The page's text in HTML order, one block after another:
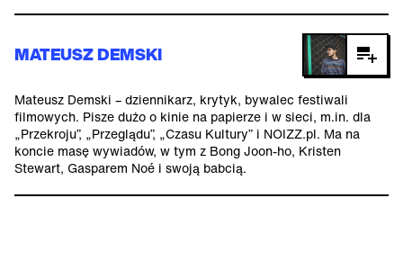
MATEUSZ DEMSKI
Mateusz Demski – dziennikarz, krytyk, bywalec festiwali
filmowych. Pisze dużo o kinie na papierze i w sieci, m.in. dla
„Przekroju”, „Przeglądu”, „Czasu Kultury” i NOIZZ.pl. Ma na
koncie masę wywiadów, w tym z Bong Joon-ho, Kristen
Stewart, Gasparem Noé i swoją babcią.